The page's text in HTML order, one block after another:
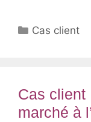
Catégories
Cas client
Cas client
marché à